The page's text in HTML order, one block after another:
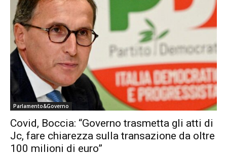
Parlamento&Governo
Covid, Boccia: “Governo trasmetta gli atti di
Jc, fare chiarezza sulla transazione da oltre
100 milioni di euro”